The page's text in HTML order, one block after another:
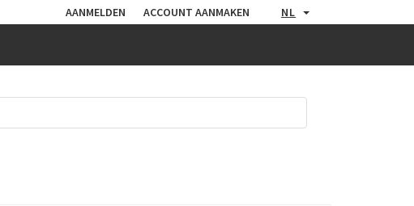
AANMELDEN ACCOUNT AANMAKEN NL